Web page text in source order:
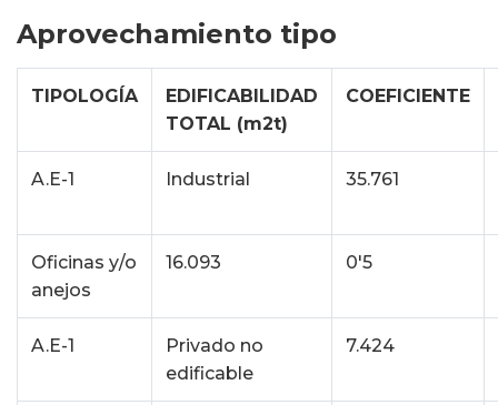
Aprovechamiento tipo
TIPOLOGÍA
EDIFICABILIDAD
TOTAL (m2t)
COEFICIENTE
A.E-1 Industrial 35.761
Oficinas y/o
anejos
16.093 0'5
A.E-1
Privado no
edificable
7.424